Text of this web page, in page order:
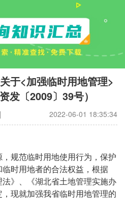
于<加强临时用地管理>
发〔2009〕39号）
2022-06-01 18:35:34
规范临时用地使用行为，保护
时用地者的合法权益，根据
法》、《湖北省土地管理实施办
现就加强我省临时用地管理的